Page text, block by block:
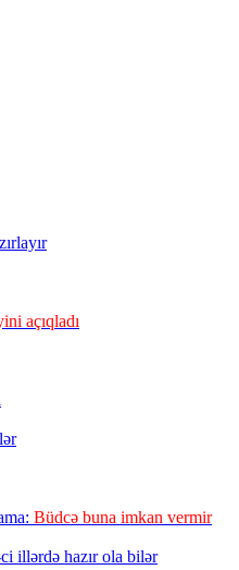
açıqladı
Büdcə buna imkan vermir
illərdə hazır ola bilər